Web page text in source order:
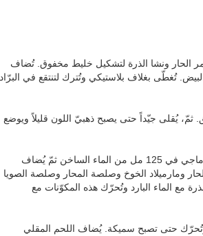
الحار ونشا الذرة لتشكيل خليط مخفوق. تُضاف
تُغطّى بغلاف بلاستيكي وتُترك لتنتقع في البرّاد
ثمّ، يُقلى جيّداً حتى يصبح ذهبيّ اللون قليلاً ويوضع
في مقلاة متوسّطة الحجم، تذوّب مرقة الدجاج ماجي في 125 مل من الماء الساخن ثمّ يُضاف
ومارميلاد الخوخ وصلصة المحار وصلصة الصويا
مع الماء البارد وتُحرّك هذه المكوّنات مع
حتى تصبح سميكة. يُضاف اللحم المقلي